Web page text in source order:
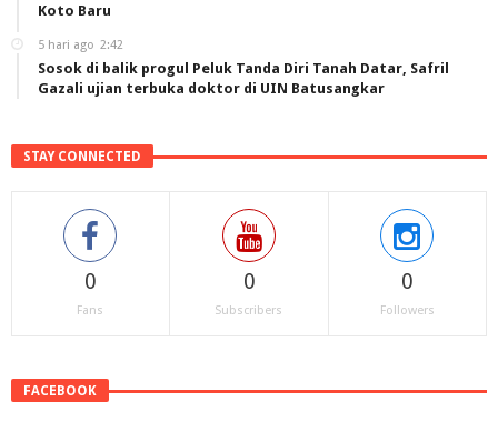
Koto Baru
5 hari ago 2:42
Sosok di balik progul Peluk Tanda Diri Tanah Datar, Safril
Gazali ujian terbuka doktor di UIN Batusangkar
STAY CONNECTED
0
Fans
0
Subscribers
0
Followers
FACEBOOK